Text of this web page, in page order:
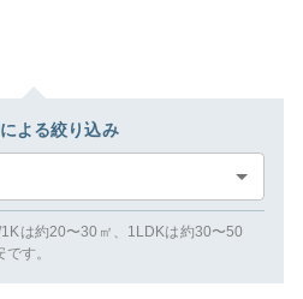
よる絞り込み
は約20〜30㎡、1LDKは約30〜50
す。